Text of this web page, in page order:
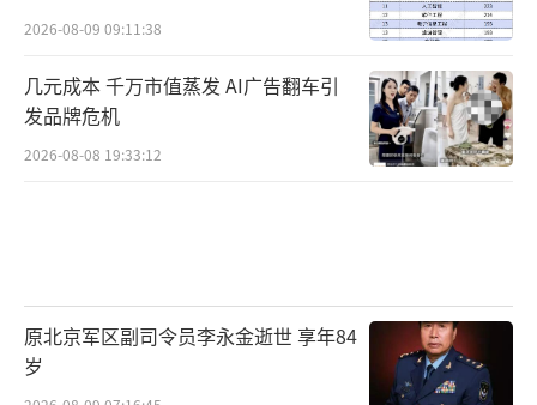
2026-08-09 09:11:38
几元成本 千万市值蒸发 AI广告翻车引
发品牌危机
2026-08-08 19:33:12
原北京军区副司令员李永金逝世 享年84
岁